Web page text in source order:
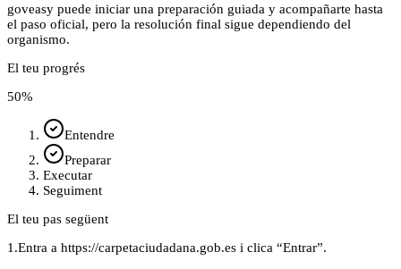
goveasy puede iniciar una preparación guiada y acompañarte hasta
el paso oficial, pero la resolución final sigue dependiendo del
organismo.
El teu progrés
50%
Entendre
Preparar
Executar
Seguiment
El teu pas següent
1.Entra a https://carpetaciudadana.gob.es i clica “Entrar”.